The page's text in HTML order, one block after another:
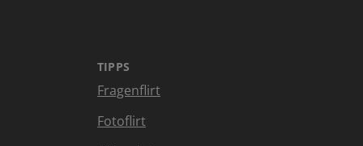
TIPPS
Fragenflirt
Fotoflirt